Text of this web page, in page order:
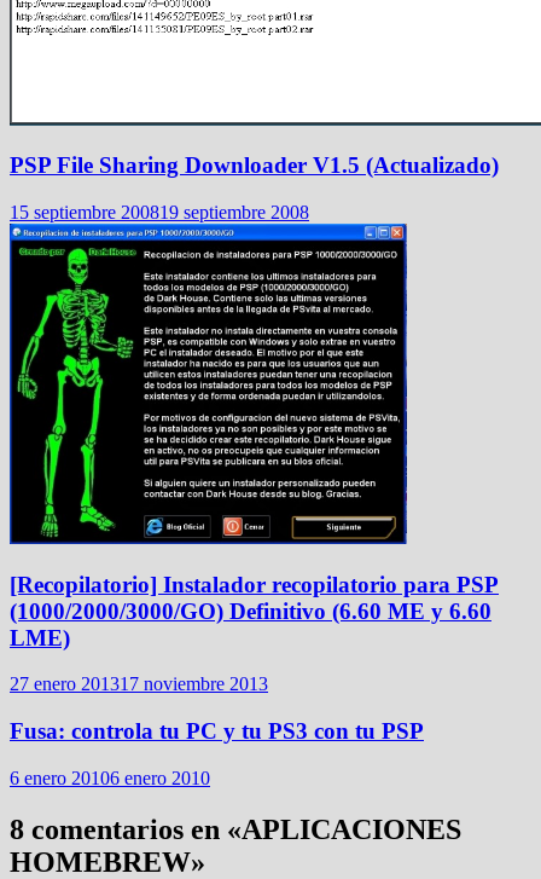
PSP File Sharing Downloader V1.5 (Actualizado)
15 septiembre 200819 septiembre 2008
[Recopilatorio] Instalador recopilatorio para PSP
(1000/2000/3000/GO) Definitivo (6.60 ME y 6.60
LME)
27 enero 201317 noviembre 2013
Fusa: controla tu PC y tu PS3 con tu PSP
6 enero 20106 enero 2010
8 comentarios en «APLICACIONES
HOMEBREW»